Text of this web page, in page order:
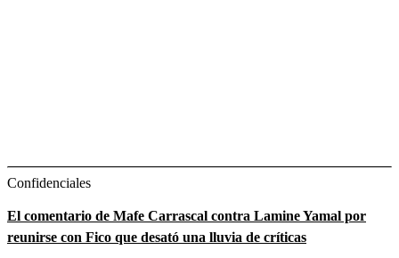
Confidenciales
El comentario de Mafe Carrascal contra Lamine Yamal por
reunirse con Fico que desató una lluvia de críticas